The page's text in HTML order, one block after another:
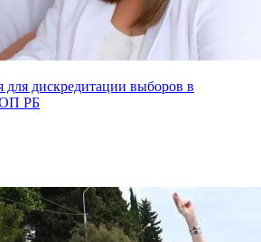
для дискредитации выборов в
ОП РБ